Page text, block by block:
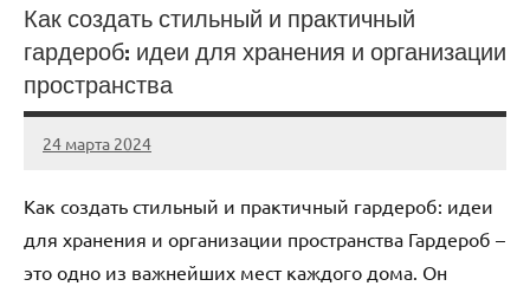
Как создать стильный и практичный
гардероб: идеи для хранения и организации
пространства
24 марта 2024
stroyka_sl_r
Нет
Как создать стильный и практичный гардероб: идеи
для хранения и организации пространства Гардероб –
это одно из важнейших мест каждого дома. Он